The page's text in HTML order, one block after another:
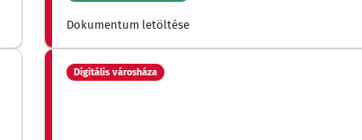
Dokumentum letöltése
Digitális városháza